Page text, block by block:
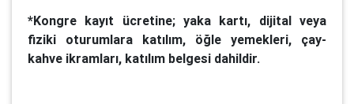
*Kongre kayıt ücretine; yaka kartı, dijital veya
fiziki oturumlara katılım, öğle yemekleri, çay-
kahve ikramları, katılım belgesi dahildir.